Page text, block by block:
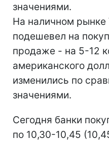
значениями.
На наличном рынке
подешевел на
продаже - на 5-12
американского
изменились по
значениями.
Сегодня банки
по 10,30-10,45